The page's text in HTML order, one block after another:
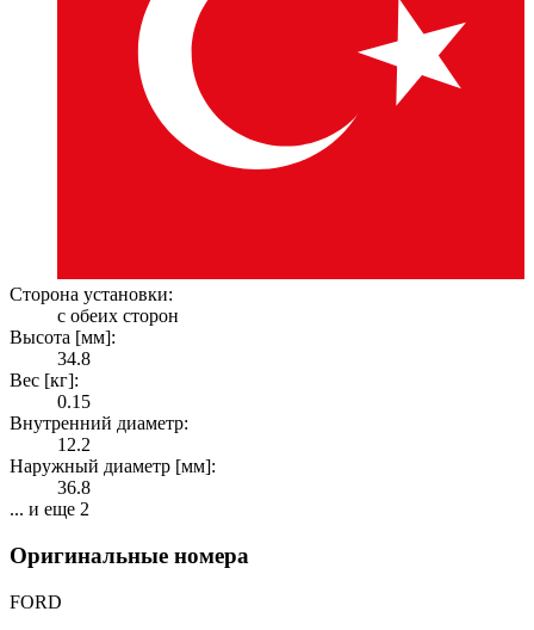
Сторона установки:
с обеих сторон
Высота [мм]:
34.8
Вес [кг]:
0.15
Внутренний диаметр:
12.2
Наружный диаметр [мм]:
36.8
... и еще 2
Оригинальные номера
FORD